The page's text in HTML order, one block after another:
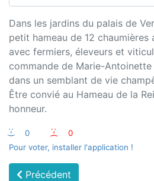
Dans les jardins du palais de
petit hameau de 12 chaumières
avec fermiers, éleveurs et
commande de Marie-
dans un semblant de vie
Être convié au Hameau de la
honneur.
:-) 0 :-(
0
Pour voter, installer l'application !
Précédent